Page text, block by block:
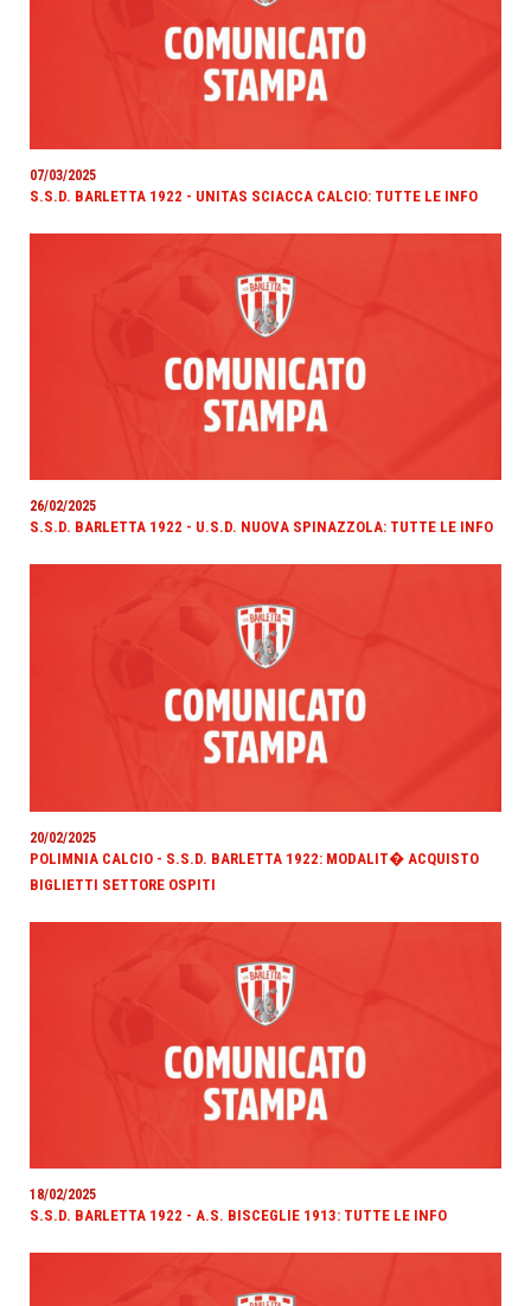
07/03/2025
S.S.D. BARLETTA 1922 - UNITAS SCIACCA CALCIO: TUTTE LE INFO
26/02/2025
S.S.D. BARLETTA 1922 - U.S.D. NUOVA SPINAZZOLA: TUTTE LE INFO
20/02/2025
POLIMNIA CALCIO - S.S.D. BARLETTA 1922: MODALIT� ACQUISTO
BIGLIETTI SETTORE OSPITI
18/02/2025
S.S.D. BARLETTA 1922 - A.S. BISCEGLIE 1913: TUTTE LE INFO